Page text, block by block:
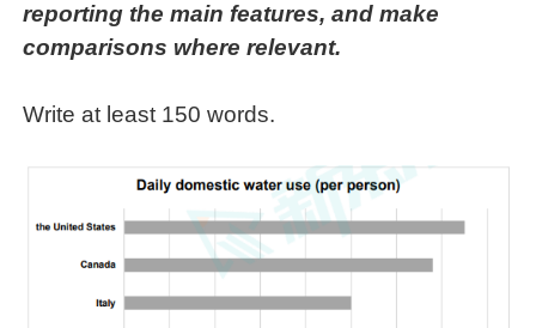
reporting the main features, and make
comparisons where relevant.
Write at least 150 words.